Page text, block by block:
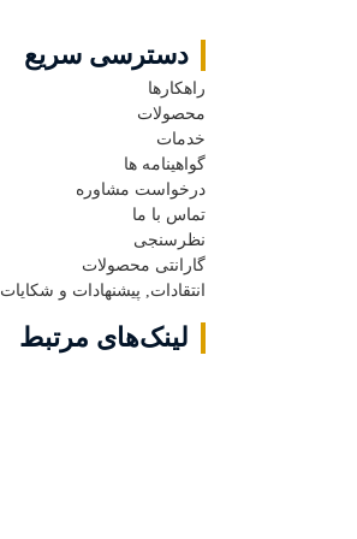
دسترسی سریع
راهکارها
محصولات
خدمات
گواهینامه ها
درخواست مشاوره
تماس با ما
نظرسنجی
گارانتی محصولات
انتقادات, پیشنهادات و شکایات
لینک‌های مرتبط